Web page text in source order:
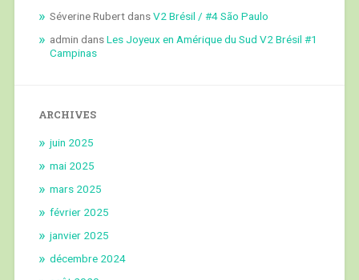
Séverine RubertdansV2 Brésil / #4 São Paulo
admin dansLes Joyeux en Amérique du Sud V2 Brésil #1
Campinas
ARCHIVES
juin 2025
mai 2025
mars 2025
février 2025
janvier 2025
décembre 2024